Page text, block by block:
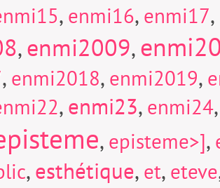
, enmi16, enmi17,
,enmi2009,
, enmi2018, enmi2019,
,enmi23, enmi24
, episteme>],
,esthétique, et, eteve